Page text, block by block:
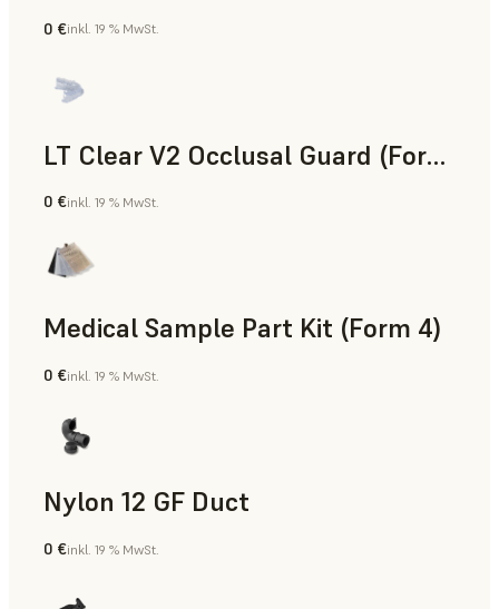
Standard
0 €inkl. 19 % MwSt.
LT Clear V2 Occlusal Guard (Form 4)
Zahnmedizin
0 €inkl. 19 % MwSt.
Medical Sample Part Kit (Form 4)
Medizin
0 €inkl. 19 % MwSt.
Nylon 12 GF Duct
SLS-Pulver
0 €inkl. 19 % MwSt.